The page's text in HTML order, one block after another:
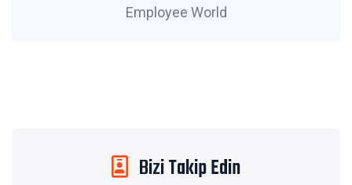
Employee World
Bizi Takip Edin